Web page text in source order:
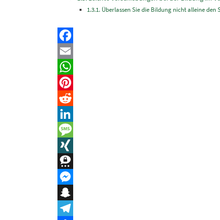
Überlassen Sie die Bildung nicht alleine den
Facebook
Email
WhatsApp
Pinterest
Reddit
LinkedIn
Message
XING
Threema
Messenger
Snapchat